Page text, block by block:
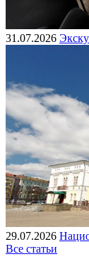
31.07.2026
29.07.2026
Все статьи